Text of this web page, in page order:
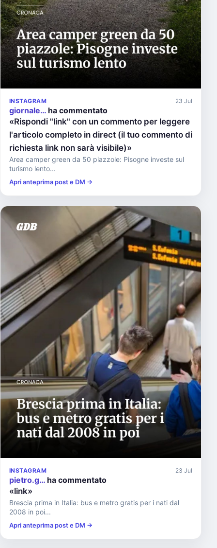
INSTAGRAM 23 Jul
giornale… ha commentato
«Rispondi "link" con un commento per leggere
l'articolo completo in direct (il tuo commento di
richiesta link non sarà visibile)»
Area camper green da 50 piazzole: Pisogne investe sul
turismo lento...
Apri anteprima post e DM →
INSTAGRAM 23 Jul
pietro.g… ha commentato
«link»
Brescia prima in Italia: bus e metro gratis per i nati dal
2008 in poi...
Apri anteprima post e DM →